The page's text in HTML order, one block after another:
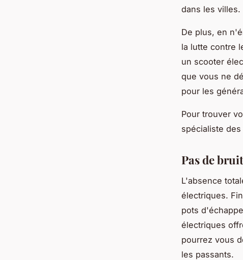
dans les villes.
De plus, en
la lutte contre
un scooter
que vous ne
pour les
Pour trouver
spécialiste
Pas de
L'absence
électriques.
pots
électriques
pourrez vous
les passants.